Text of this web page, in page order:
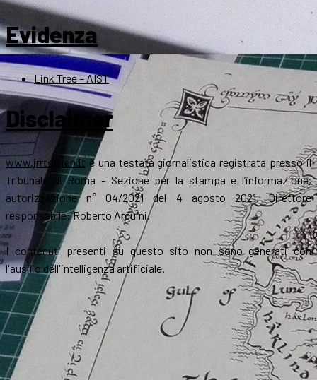
Evidenza
Link Tree – AIST
Disclaimer
www.jrrtolkien.itè una testata giornalistica registrata presso il
Tribunale di Roma - Sezione per la stampa e l’informazione,
autorizzazione n° 04/2021 del 4 agosto 2021. Direttore
responsabile: Roberto Arduini.
I contenuti presenti su questo sito non sono generati con
l'ausilio dell'intelligenza artificiale.